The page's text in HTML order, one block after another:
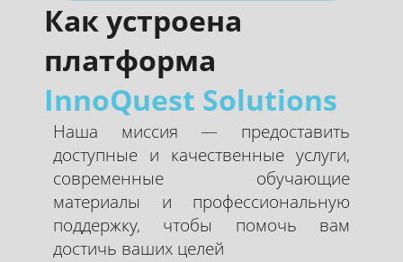
Как устроена
платформа
InnoQuest Solutions
Наша миссия — предоставить
доступные и качественные услуги,
современные обучающие
материалы и профессиональную
поддержку, чтобы помочь вам
достичь ваших целей